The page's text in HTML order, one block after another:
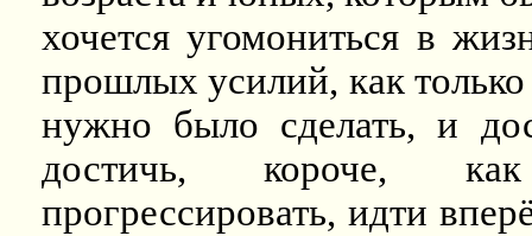
хочется угомониться в
прошлых усилий, как только
нужно было сделать, и
достичь, короче,
прогрессировать, идти